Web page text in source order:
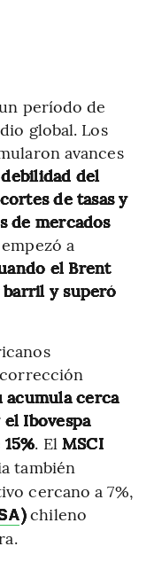
período de
global. Los
avances
del
de tasas y
de mercados
a
el Brent
barril y superó
acumula cerca
Ibovespa
. El MSCI
también
cercano a 7%,
)chileno